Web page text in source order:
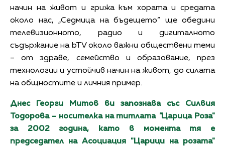
начин на живот и грижа към хората и средата
около нас, „Седмица на бъдещето“ ще обедини
телевизионното, радио и дигиталното
съдържание на bTV около важни обществени теми
– от здраве, семейство и образование, през
технологии и устойчив начин на живот, до силата
на общностите и личния пример.
Днес Георги Митов ви запознава със Силвия
Тодорова – носителка на титлата"Царица Роза"
за 2002 година, като в момента тя е
председател на Асоциация "Царици на розата"